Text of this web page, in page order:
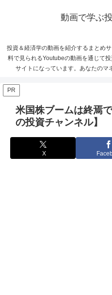
動画で学ぶ
投資＆経済学の動画を紹介するまとめ
料で見られるYoutubeの動画を通じて
サイトになっています。あなたのマ
PR
米国株ブームは終焉
の投資チャンネル】
X